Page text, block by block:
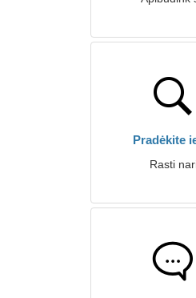
Pradėkite
Rasti